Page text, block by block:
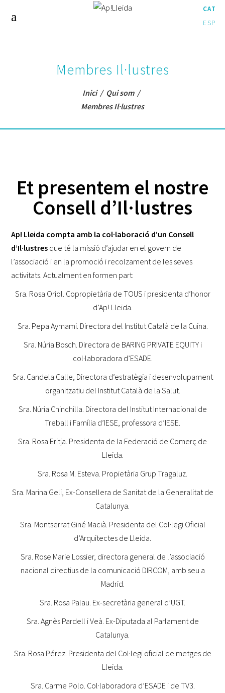
CAT
ESP
Membres Il·lustres
Inici/ Qui som/
Membres Il·lustres
Et presentem el nostre
Consell d’Il·lustres
Ap! Lleida compta amb la col·laboració d’un Consell
d’Il·lustres que té la missió d’ajudar en el govern de
l’associació i en la promoció i recolzament de les seves
activitats. Actualment en formen part:
Sra. Rosa Oriol. Copropietària de TOUS i presidenta d’honor
d’Ap! Lleida.
Sra. Pepa Aymami. Directora del Institut Català de la Cuina.
Sra. Núria Bosch. Directora de BARING PRIVATE EQUITY i
col·laboradora d’ESADE.
Sra. Candela Calle, Directora d’estratègia i desenvolupament
organitzatiu del Institut Català de la Salut.
Sra. Núria Chinchilla. Directora del Institut Internacional de
Treball i Família d’IESE, professora d’IESE.
Sra. Rosa Eritja. Presidenta de la Federació de Comerç de
Lleida.
Sra. Rosa M. Esteva. Propietària Grup Tragaluz.
Sra. Marina Geli, Ex-Consellera de Sanitat de la Generalitat de
Catalunya.
Sra. Montserrat Giné Macià. Presidenta del Col·legi Oficial
d’Arquitectes de Lleida.
Sra. Rose Marie Lossier, directora general de l’associació
nacional directius de la comunicació DIRCOM, amb seu a
Madrid.
Sra. Rosa Palau. Ex-secretària general d’UGT.
Sra. Agnès Pardell i Veà. Ex-Diputada al Parlament de
Catalunya.
Sra. Rosa Pérez. Presidenta del Col·legi oficial de metges de
Lleida.
Sra. Carme Polo. Col·laboradora d’ESADE i de TV3.